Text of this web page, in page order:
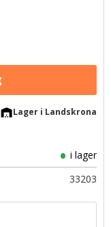
warehouseLager i Landskrona
i lager
33203